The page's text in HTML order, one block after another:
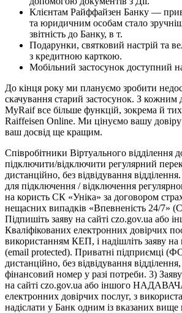
Клієнтам Райффайзен Банку —
та юридичним особам стало
звітність до Банку, в т.
Подарунки, святковий настрій та
з кредитною карткою.
Мобільний застосунок доступний
До кінця року ми плануємо зробити
скачування старий застосунок. З
MyRaif все більше функцій, зокрема й
Raiffeisen Online. Ми цінуємо вашу довіру
ваш досвід ще кращим.
Співробітники Віртуального відділення
підключити/відключити регулярний
дистанційно, без відвідування
для підключення / відключення
на користь СК «Уніка» за договором
нещасних випадків «Впевненість 24/7»
Підпишіть заяву на сайті czo.gov.ua
Кваліфікованих електронних довірчих
використанням КЕП, і надішліть заяву
(email protected). Приватні підприємці
дистанційно, без відвідування
фінансовий номер у разі потреби. 3)
на сайті czo.gov.ua або іншого
електронних довірчих послуг, з
надіслати у Банк одним із вказаних вище